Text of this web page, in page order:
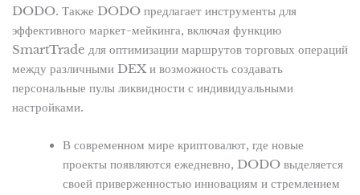
DODO. Также DODO предлагает инструменты для
эффективного маркет-мейкинга, включая функцию
SmartTrade для оптимизации маршрутов торговых операций
между различными DEX и возможность создавать
персональные пулы ликвидности с индивидуальными
настройками.
В современном мире криптовалют, где новые
проекты появляются ежедневно, DODO выделяется
своей приверженностью инновациям и стремлением